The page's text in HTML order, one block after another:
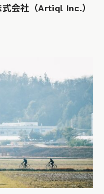
式会社（Artiql Inc.）